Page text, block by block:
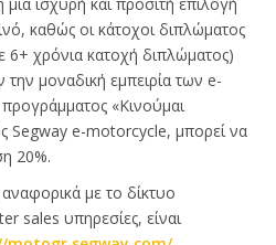
καθώς οι κάτοχοι διπλώματος
6+ χρόνια κατοχή διπλώματος)
μοναδική εμπειρία των e-
«Κινούμαι
Segway e-motorcycle, μπορεί να
20%.
με το δίκτυο
sales υπηρεσίες, είναι